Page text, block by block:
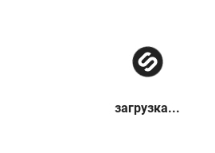
загрузка...